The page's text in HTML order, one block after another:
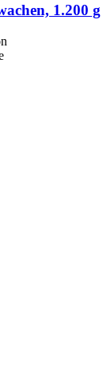
1.200 g